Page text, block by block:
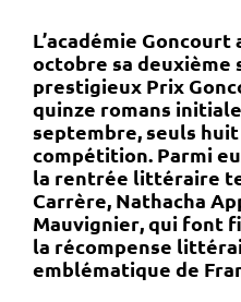
L’académie Goncourt
octobre sa deuxième
prestigieux Prix
quinze romans
septembre, seuls
compétition. Parmi
la rentrée littéraire
Carrère, Nathacha
Mauvignier, qui font
la récompense
emblématique de